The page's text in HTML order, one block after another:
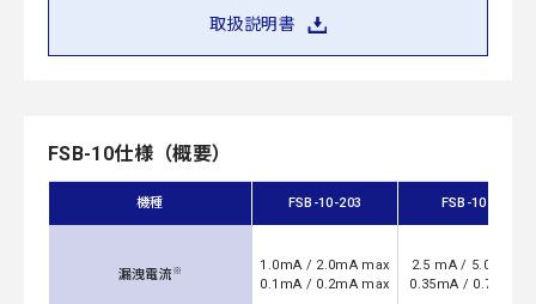
取扱説明書
FSB-10仕様（概要）
機種 FSB-10-203 FSB-10-693
漏洩電流 ※
1.0mA / 2.0mA max
0.1mA / 0.2mA max
2.5 mA / 5.0mA
0.35mA / 0.7mA